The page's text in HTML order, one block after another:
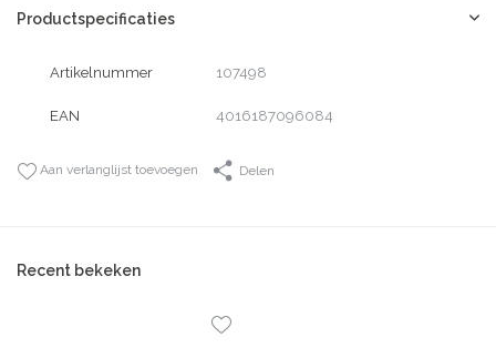
Productspecificaties
Artikelnummer 107498
EAN 4016187096084
Aan verlanglijst toevoegen Delen
Recent bekeken